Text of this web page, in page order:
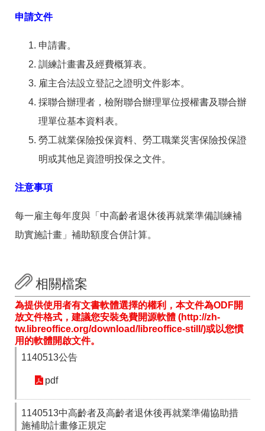
申請文件
申請書。
訓練計畫書及經費概算表。
雇主合法設立登記之證明文件影本。
採聯合辦理者，檢附聯合辦理單位授權書及聯合辦
理單位基本資料表。
勞工就業保險投保資料、勞工職業災害保險投保證
明或其他足資證明投保之文件。
注意事項
每一雇主每年度與「中高齡者退休後再就業準備訓練補
助實施計畫」補助額度合併計算。
相關檔案
為提供使用者有文書軟體選擇的權利，本文件為ODF開
放文件格式，建議您安裝免費開源軟體 (http://zh-
tw.libreoffice.org/download/libreoffice-still/)或以您慣
用的軟體開啟文件。
1140513公告
pdf
1140513中高齡者及高齡者退休後再就業準備協助措
施補助計畫修正規定